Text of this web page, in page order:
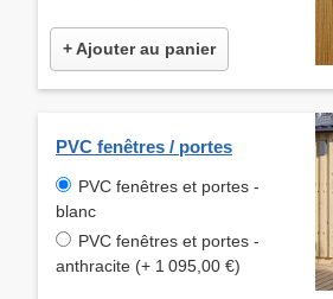
+ Ajouter au panier
PVC fenêtres / portes
PVC fenêtres et portes -
blanc
PVC fenêtres et portes -
anthracite (+ 1 095,00 €)